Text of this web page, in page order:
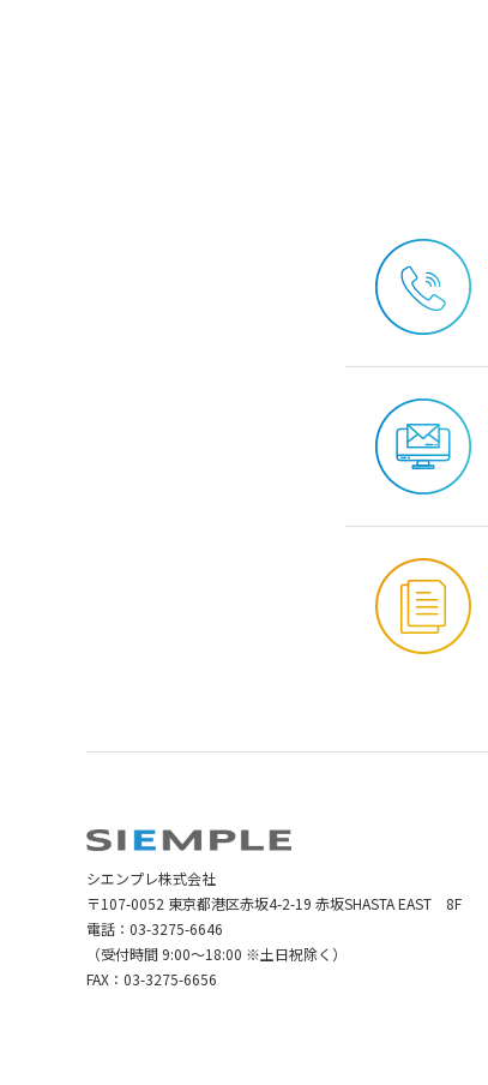
シエンプレ株式会社
〒107-0052 東京都港区赤坂4-2-19 赤坂SHASTA EAST 8F
電話： 03-3275-6646
（受付時間 9:00～18:00 ※土日祝除く）
FAX：03-3275-6656